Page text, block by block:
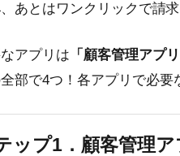
、あとはワンクリックで請
アプリは 「顧客管理アプ
部で4つ！各アプリで必要
ップ1．顧客管理